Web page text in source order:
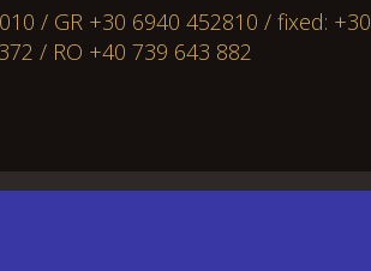
/ GR +30 6940 452810 / fixed: +30
/ RO +40 739 643 882